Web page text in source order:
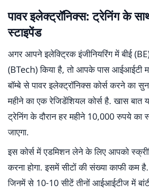
पावर इलेक्ट्रॉनिक्स: ट्रेनिंग के
स्टाइपेंड
अगर आपने इलेक्ट्रिक इंजीनियरिंग में बीई
(BTech) किया है, तो आपके पास आईआईटी
बॉम्बे से पावर इलेक्ट्रॉनिक्स कोर्स करने का
महीने का एक रेजिडेंशियल कोर्स है. खास
ट्रेनिंग के दौरान हर महीने 10,000 रुपये का
जाएगा.
इस कोर्स में एडमिशन लेने के लिए आपको
करना होगा. इसमें सीटों की संख्या काफी कम
जिनमें से 10-10 सीटें तीनों आईआईटीज में